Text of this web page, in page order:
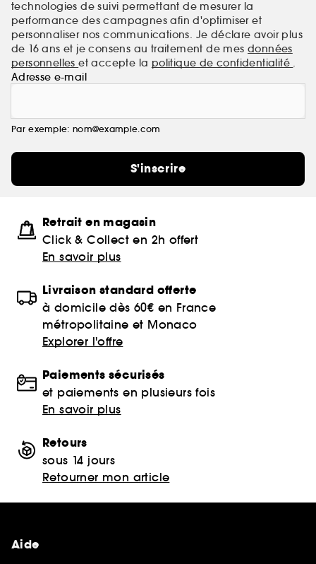
technologies de suivi permettant de mesurer la
performance des campagnes afin d'optimiser et
personnaliser nos communications. Je déclare avoir plus
de 16 ans et je consens au traitement de mes données
personnelleset accepte la politique de confidentialité .
Adresse e-mail
Par exemple: nom@example.com
S'inscrire
Retrait en magasin
Click & Collect en 2h offert
En savoir plus
Livraison standard offerte
à domicile dès 60€ en France
métropolitaine et Monaco
Explorer l'offre
Paiements sécurisés
et paiements en plusieurs fois
En savoir plus
Retours
sous 14 jours
Retourner mon article
Aide